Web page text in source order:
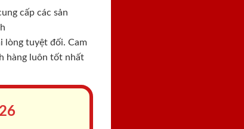
cấp các sản
lòng tuyệt đối. Cam
hàng luôn tốt nhất